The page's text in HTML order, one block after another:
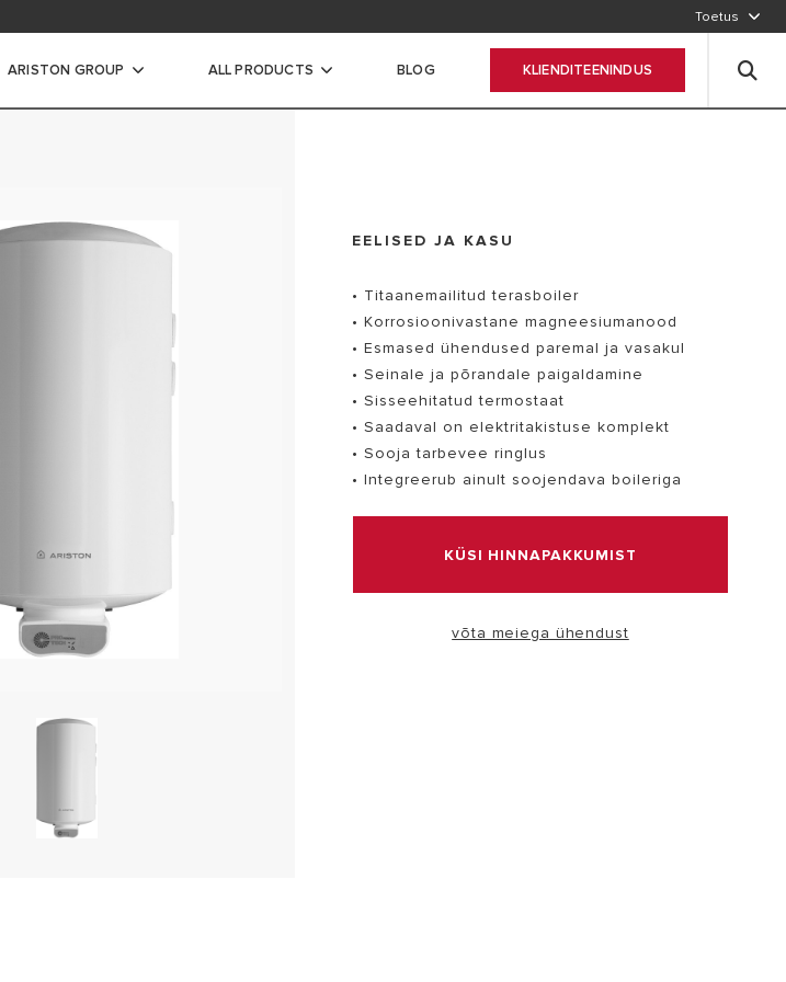
Toetus
ARISTON GROUP ALL PRODUCTS BLOG KLIENDITEENINDUS
EELISED JA KASU
• Titaanemailitud terasboiler
• Korrosioonivastane magneesiumanood
• Esmased ühendused paremal ja vasakul
• Seinale ja põrandale paigaldamine
• Sisseehitatud termostaat
• Saadaval on elektritakistuse komplekt
• Sooja tarbevee ringlus
• Integreerub ainult soojendava boileriga
KÜSI HINNAPAKKUMIST
võta meiega ühendust